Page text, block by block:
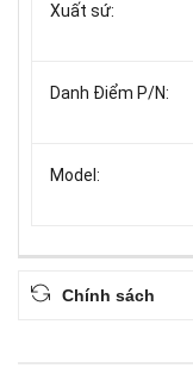
Xuất sứ:
Danh Điểm P/N:
Model:
Chính sách